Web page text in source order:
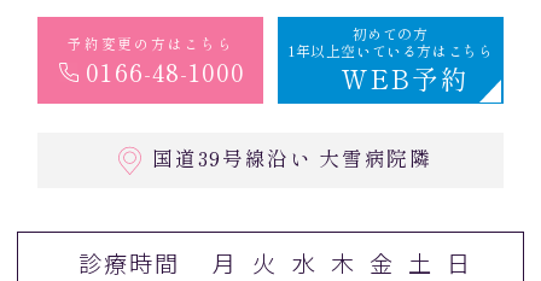
予約変更の方はこちら
0166-48-1000
初めての方
1年以上空いている方はこちら
WEB予約
国道39号線沿い 大雪病院隣
診療時間 月 火 水 木 金 土 日